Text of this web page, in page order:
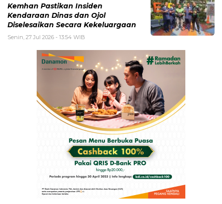
Kemhan Pastikan Insiden
Kendaraan Dinas dan Ojol
Diselesaikan Secara Kekeluargaan
Senin, 27 Jul 2026 - 13:54 WIB